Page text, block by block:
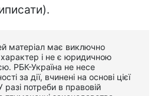
матеріал має виключно
і не є юридичною
РБК-Україна не несе
за дії, вчинені на основі цієї
разі потреби в правовій